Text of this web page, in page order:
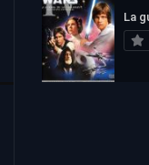
1969
1966